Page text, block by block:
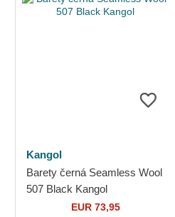
Kangol
Barety černá Seamless Wool
507 Black Kangol
EUR 73,95